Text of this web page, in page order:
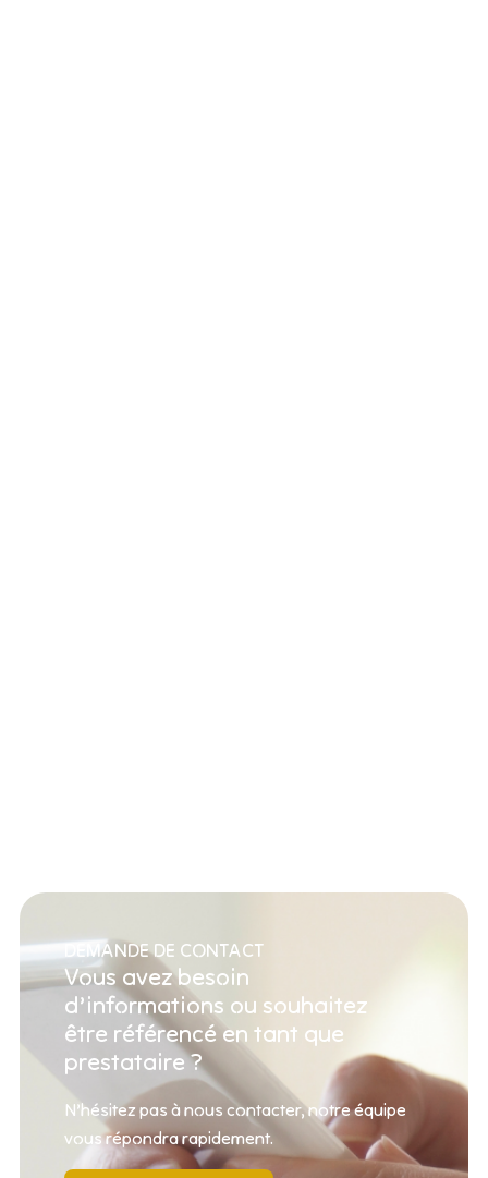
DEMANDE DE CONTACT
Vous avez besoin
d’informations ou souhaitez
être référencé en tant que
prestataire ?
N’hésitez pas à nous contacter, notre équipe
vous répondra rapidement.